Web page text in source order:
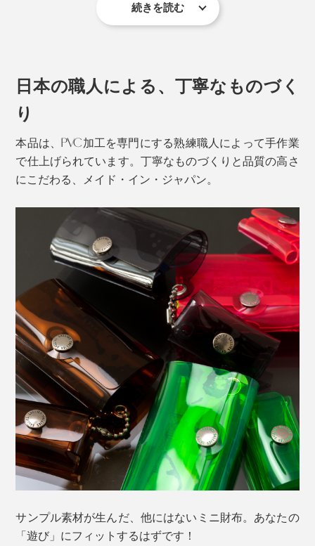
車の鍵に付けて、ちょっとした買い物や気分転換のドラ
イブにも◎。
続きを読む
日本の職人による、丁寧なものづく
り
本品は、PVC加工を専門にする熟練職人によって手作業
で仕上げられています。丁寧なものづくりと品質の高さ
にこだわる、メイド・イン・ジャパン。
サンプル素材が生んだ、他にはないミニ財布。あなたの
「遊び」にフィットするはずです！